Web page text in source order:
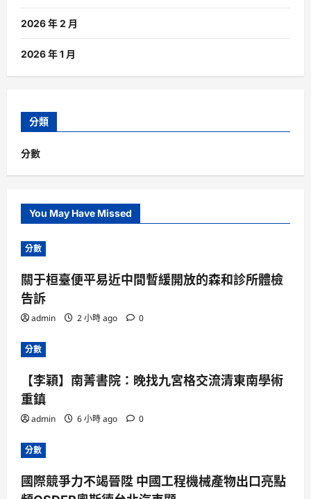
2026 年 2 月
2026 年 1 月
分類
分數
You May Have Missed
分數
關于桓臺便平易近中間暫緩開放的森和診所體檢
告訴
admin 2 小時 ago 0
分數
【李穎】南菁書院：晚找九宮格交流清東南學術
重鎮
admin 6 小時 ago 0
分數
國際競爭力不竭晉陞 中國工程機械產物出口亮點